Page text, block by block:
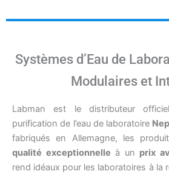
Systèmes d’Eau de
Modulaires et
Labman est le distributeur
purification de l’eau de laboratoire
fabriqués en Allemagne, les
qualité exceptionnelle à un prix
rend idéaux pour les laboratoires à la